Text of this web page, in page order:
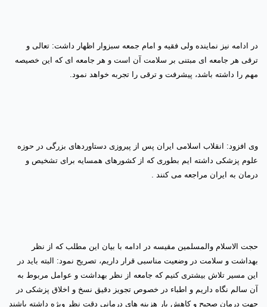
در ادامه نیز نماینده ولی فقیه و امام جمعه سبزوار اظهار داشت: تعالی و
ترقی هر جامعه ای مبتنی بر سلامت آن است و هر جامعه ای که این خصیصه
مهم را داشته باشد، پیشرفت و ترقی را تجربه خواهد نمود.
وی افزود: انقلاب اسلامی ایران پس از پیروزی دستاوردهای بزرگی در حوزه
علوم پزشکی داشته ایم بطوری که از کشورهای همسایه برای تشخیص و
درمان به ایران مراجعه می کنند .
حجت الاسلام والمسلمین مقیسه در ادامه با بیان این مطلب که از نظر
بهداشت و سلامت در وضعیت مناسبی قرار داریم، تصریح نمود: البته باید در
این مسیر تلاش بیشتری کنیم که جامعه از نظر بهداشت و عوامل مربوط به
آن سالم نگاه داریم و اطباء در خصوص تجویز دقیق نسخ و اخلاق پزشکی در
جهت درمان صحیح و کاهش بار هزینه های درمانی دقت نظر ویژه داشته باشند